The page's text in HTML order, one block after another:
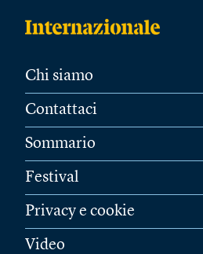
Chi siamo
Contattaci
Sommario
Festival
Privacy e cookie
Video